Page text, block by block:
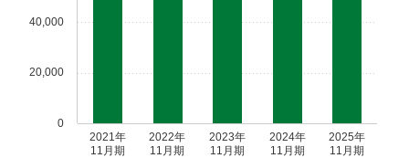
2021年
11月期
2022年
11月期
2023年
11月期
2024年
11月期
2025年
11月期
0
20,000
40,000